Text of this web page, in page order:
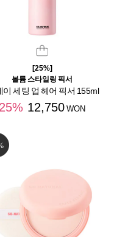
[25%]
볼륨 스타일링 픽서
이 세팅 업 헤어 픽서 155ml
25% 12,750 WON